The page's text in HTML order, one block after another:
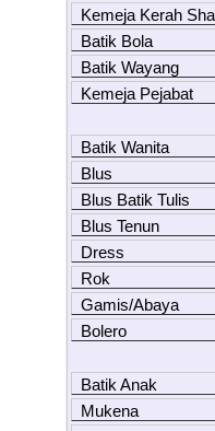
Kemeja Kerah
Batik Bola
Batik Wayang
Kemeja Pejabat
Batik Wanita
Blus
Blus Batik Tulis
Blus Tenun
Dress
Rok
Gamis/Abaya
Bolero
Batik Anak
Mukena